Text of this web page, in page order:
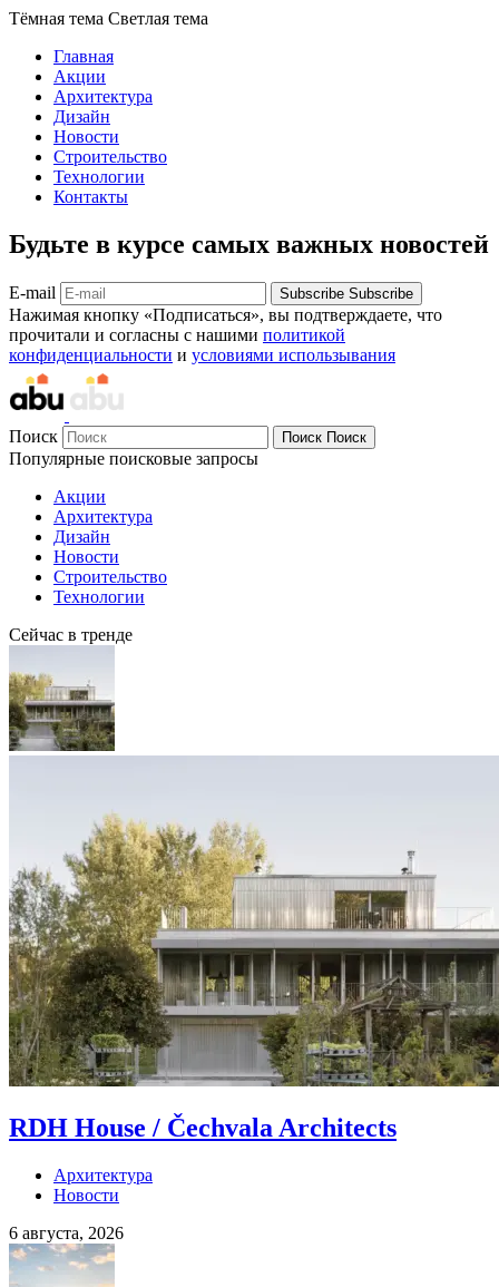
Тёмная тема Светлая тема
Главная
Акции
Архитектура
Дизайн
Новости
Строительство
Технологии
Контакты
Будьте в курсе самых важных новостей
E-mail Subscribe Subscribe
Нажимая кнопку «Подписаться», вы подтверждаете, что
прочитали и согласны с нашими политикой
конфиденциальности и условиями использывания
Поиск Поиск Поиск
Популярные поисковые запросы
Акции
Архитектура
Дизайн
Новости
Строительство
Технологии
Сейчас в тренде
RDH House / Čechvala Architects
Архитектура
Новости
6 августа, 2026